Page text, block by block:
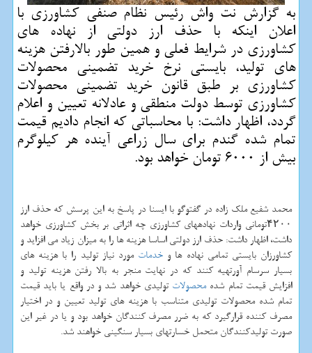
به گزارش نت واش رئیس نظام صنفی كشاورزی با
اعلان اینكه با حذف ارز دولتی از نهاده های
كشاورزی در شرایط فعلی و همین طور بالارفتن هزینه
های تولید، بایستی نرخ خرید تضمینی محصولات
كشاورزی بر طبق قانون خرید تضمینی محصولات
كشاورزی توسط دولت منطقی و عادلانه تعیین و اعلام
گردد، اظهار داشت: با محاسباتی كه انجام دادیم قیمت
تمام شده گندم برای سال زراعی آینده هر كیلوگرم
بیش از 6000 تومان خواهد بود.
محمد شفیع ملک زاده در گفتوگو با ایسنا در پاسخ به این پرسش که حذف ارز
۴۲۰۰تومانی واردات نهادههای کشاورزی چه اثراتی بر بخش کشاورزی خواهد
داشت، اظهار داشت: حذف ارز دولتی اساسا هزینه ها را به میزان زیاد می افزاید و
کشاورزان بایستی تمامی نهاده ها و خدمات مورد نیاز تولید را با هزینه های
بسیار سرسام آورتهیه کنند که در نهایت منجر به بالا رفتن هزینه تولید و
افزایش قیمت تمام شدهمحصولات تولیدی خواهد شد و در واقع یا باید قیمت
تمام شده محصولات تولیدی متناسب با هزینه های تولید تعیین و در اختیار
مصرف کننده قرارگیرد که به ضرر مصرف کنندگان خواهد بود و یا در غیر این
صورت تولیدکنندگان متحمل خسارتهای بسیار سنگینی خواهند شد.